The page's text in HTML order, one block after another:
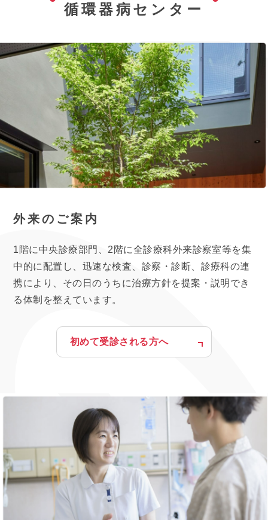
循環器病センター
外来のご案内
1階に中央診療部門、2階に全診療科外来診察室等を集
中的に配置し、迅速な検査、診察・診断、診療科の連
携により、その日のうちに治療方針を提案・説明でき
る体制を整えています。
初めて受診される方へ